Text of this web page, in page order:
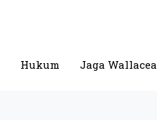
Hukum Jaga Wallacea